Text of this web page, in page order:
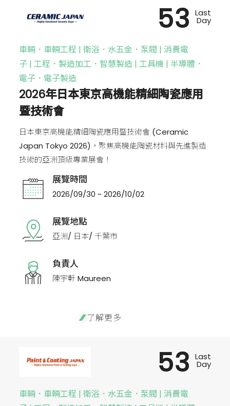
車輛．車輛工程 | 衛浴．水五金．泵閥 | 消費電
子 | 工程．製造加工．智慧製造 | 工具機 | 半導體．
電子．電子製造
2026年日本東京高機能精細陶瓷應用
暨技術會
日本東京高機能精細陶瓷應用暨技術會 (Ceramic
Japan Tokyo 2026)，聚焦高機能陶瓷材料與先進製造
技術的亞洲頂級專業展會！
展覽時間
2026/09/30 ~ 2026/10/02
展覽地點
亞洲/ 日本/ 千葉市
負責人
陳宇軒 Maureen
53 Last
Day
了解更多
車輛．車輛工程 | 衛浴．水五金．泵閥 | 消費電
53 Last
Day